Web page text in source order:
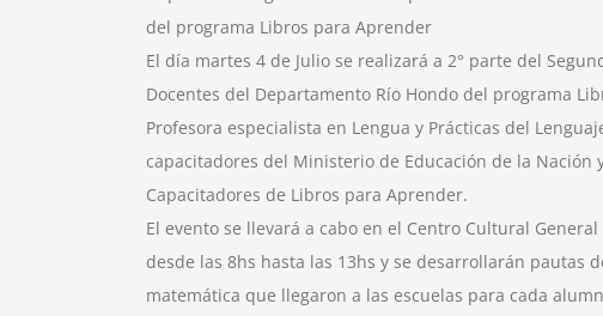
del programa Libros para Aprender
El día martes 4 de Julio se realizará a 2° parte del
Docentes del Departamento Río Hondo del programa
Profesora especialista en Lengua y Prácticas del
capacitadores del Ministerio de Educación de la
Capacitadores de Libros para Aprender.
El evento se llevará a cabo en el Centro Cultural
desde las 8hs hasta las 13hs y se desarrollarán pautas
matemática que llegaron a las escuelas para cada